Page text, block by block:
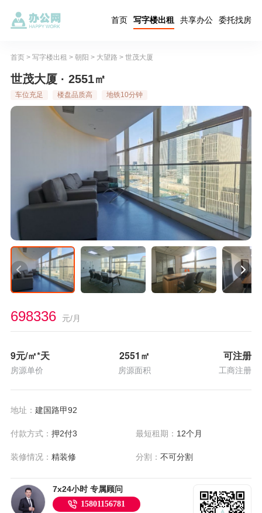
首页 写字楼出租 共享办公 委托找房
首页> 写字楼出租 > 朝阳 > 大望路 > 世茂大厦
世茂大厦 · 2551㎡
车位充足 楼盘品质高 地铁10分钟
698336 元/月
9元/㎡*天
房源单价
2551 ㎡
房源面积
可注册
工商注册
地址： 建国路甲92
付款方式： 押2付3 最短租期： 12个月
装修情况： 精装修 分割：不可分割
7x24小时 专属顾问
15801156781